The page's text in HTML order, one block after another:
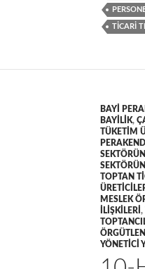
TICARI
BAYI
BAYILIK,
TÜKETIM
TOPTAN
MESLEK
ILIŞKILERI ,
YÖNETICI